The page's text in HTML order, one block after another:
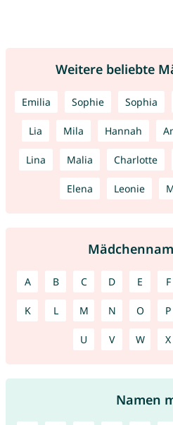
Weitere beliebte
Emilia Sophie Sophia
Lia Mila Hannah
Lina Malia Charlotte
Elena Leonie
A B C D E F
K L M N O P
U V W X
Namen